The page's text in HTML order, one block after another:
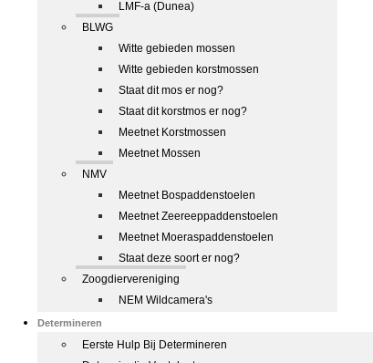
LMF-a (Dunea)
BLWG
Witte gebieden mossen
Witte gebieden korstmossen
Staat dit mos er nog?
Staat dit korstmos er nog?
Meetnet Korstmossen
Meetnet Mossen
NMV
Meetnet Bospaddenstoelen
Meetnet Zeereeppaddenstoelen
Meetnet Moeraspaddenstoelen
Staat deze soort er nog?
Zoogdiervereniging
NEM Wildcamera's
Determineren
Eerste Hulp Bij Determineren